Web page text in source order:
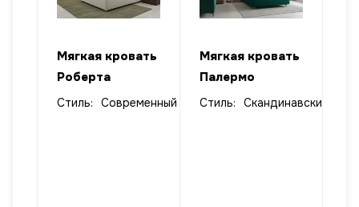
Мягкая кровать
Роберта
Стиль: Современный
Мягкая кровать
Палермо
Стиль: Скандинавский